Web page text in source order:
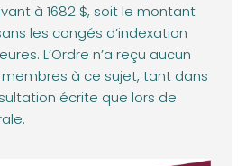
à 1682 $, soit le montant
les congés d’indexation
L’Ordre n’a reçu aucun
à ce sujet, tant dans
écrite que lors de